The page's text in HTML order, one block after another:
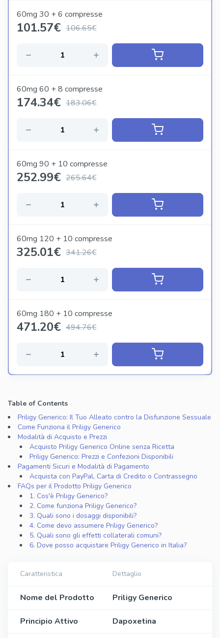
60mg 30 + 6 compresse
101.57€ 106.65€
60mg 60 + 8 compresse
174.34€ 183.06€
60mg 90 + 10 compresse
252.99€ 265.64€
60mg 120 + 10 compresse
325.01€ 341.26€
60mg 180 + 10 compresse
471.20€ 494.76€
Table of Contents
Priligy Generico: Il Tuo Alleato contro la Disfunzione Sessuale
Come Funziona il Priligy Generico
Modalità di Acquisto e Prezzi
Acquisto Priligy Generico Online senza Ricetta
Priligy Generico: Prezzi e Confezioni Disponibili
Pagamenti Sicuri e Modalità di Pagamento
Acquista con PayPal, Carta di Credito o Contrassegno
FAQs per il Prodotto Priligy Generico
1. Cos'è Priligy Generico?
2. Come funziona Priligy Generico?
3. Quali sono i dosaggi disponibili?
4. Come devo assumere Priligy Generico?
5. Quali sono gli effetti collaterali comuni?
6. Dove posso acquistare Priligy Generico in Italia?
Caratteristica Dettaglio
Nome del Prodotto Priligy Generico
Principio Attivo Dapoxetina